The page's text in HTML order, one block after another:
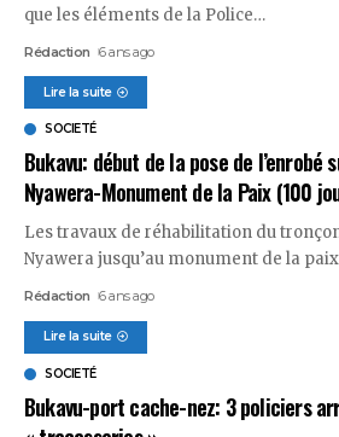
que les éléments de la Police…
Rédaction 6 ans ago
Lire la suite
SOCIETÉ
Bukavu: début de la pose de
Nyawera-Monument de la Paix (100
Les travaux de réhabilitation du
Nyawera jusqu’au monument de la paix
Rédaction 6 ans ago
Lire la suite
SOCIETÉ
Bukavu-port cache-nez: 3 policiers